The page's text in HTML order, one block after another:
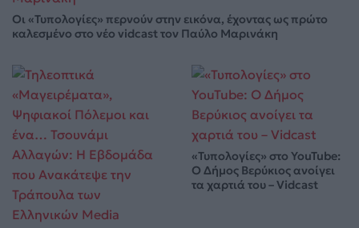
Οι «Τυπολογίες» περνούν στην εικόνα, έχοντας ως πρώτο
καλεσμένο στο νέο vidcast τον Παύλο Μαρινάκη
«Τυπολογίες» στο YouTube:
Ο Δήμος Βερύκιος ανοίγει
τα χαρτιά του – Vidcast